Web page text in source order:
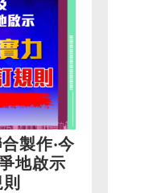
製作‧今
地啟示